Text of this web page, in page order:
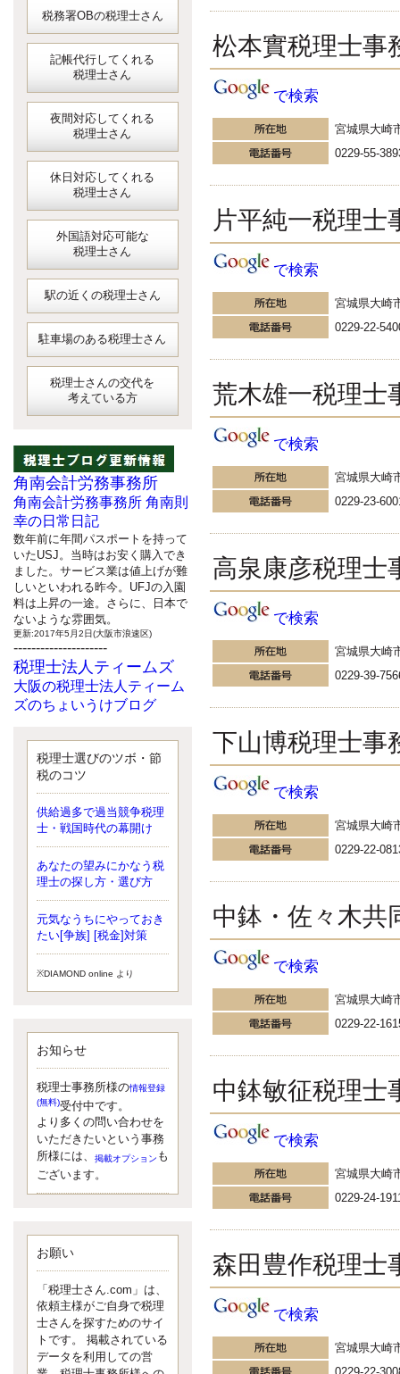
税務署OBの税理士さん
記帳代行してくれる
税理士さん
夜間対応してくれる
税理士さん
休日対応してくれる
税理士さん
外国語対応可能な
税理士さん
駅の近くの税理士さん
駐車場のある税理士さん
税理士さんの交代を
考えている方
角南会計労務事務所
角南会計労務事務所 角南則
幸の日常日記
数年前に年間パスポートを持って
いたUSJ。当時はお安く購入でき
ました。サービス業は値上げが難
しいといわれる昨今。UFJの入園
料は上昇の一途。さらに、日本で
ないような雰囲気。
更新:2017年5月2日(大阪市浪速区)
---------------------
税理士法人ティームズ
大阪の税理士法人ティーム
ズのちょいうけブログ
なったことに気付いた、税理士の
北井です。寂しいです。 先日、テ
ィームズイベントとしてバーベキ
ップしようと思いましたが、そこ
はセンスある後のブロガーに任せ
ようと思います。
更新:2017年5月1日(大阪市北区)
---------------------
サクセス会計事務所
サクセス税理士のお役立ち
ブログ
平成２７年１月１日以降開始の相
続より、相続税の基礎控除額（相
続税が課税されない遺産の上限
しています。
更新:2017年5月1日(大阪市中央区)
湘南BUN税理士事務所
湘南のぽっちゃり女性税理
士松村文子と湘南ＢＵ
また最近、税理士試験のご相談を
受けることおおくなりました。受
験申し込み受け付け開始になるか
ダメと思う前に、全力で勝負して
みたいです！
京都のやわらか女性税理
イクメン税理士による税金
ブログです。
税理士選びのツボ・節
税のコツ
供給過多で過当競争税理
士・戦国時代の幕開け
あなたの望みにかなう税
理士の探し方・選び方
元気なうちにやっておき
たい[争族] [税金]対策
※DIAMOND online より
お知らせ
税理士事務所様の情報登録
(無料)受付中です。
より多くの問い合わせを
いただきたいという事務
所様には、
掲載オプション も
ございます。
お願い
「税理士さん.com」は、
依頼主様がご自身で税理
士さんを探すためのサイ
トです。 掲載されている
データを利用しての営
松本實税理士事
で検索
宮城県大崎
0229-55-
片平純一税理士
で検索
宮城県大崎
0229-22-
荒木雄一税理士
で検索
宮城県大崎
0229-23-
高泉康彦税理士
で検索
宮城県大崎
0229-39-
下山博税理士事
で検索
宮城県大崎
0229-22-
中鉢・佐々木共
で検索
宮城県大崎
0229-22-
中鉢敏征税理士
で検索
宮城県大崎
0229-24-
森田豊作税理士
で検索
宮城県大崎